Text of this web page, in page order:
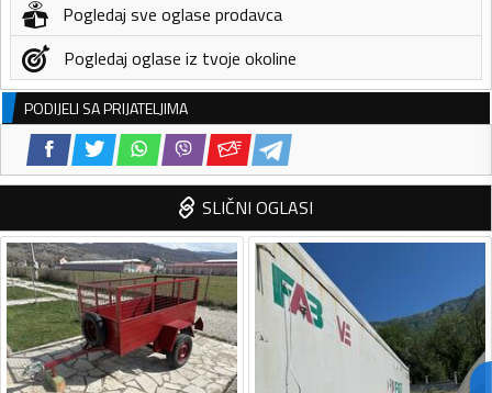
Pogledaj sve oglase prodavca
Pogledaj oglase iz tvoje okoline
PODIJELI SA PRIJATELJIMA
SLIČNI OGLASI